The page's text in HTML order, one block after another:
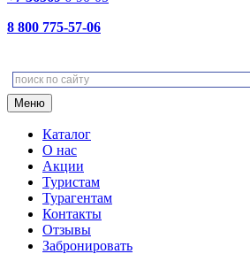
8 800 775-57-06
Меню
Каталог
О нас
Акции
Туристам
Турагентам
Контакты
Отзывы
Забронировать